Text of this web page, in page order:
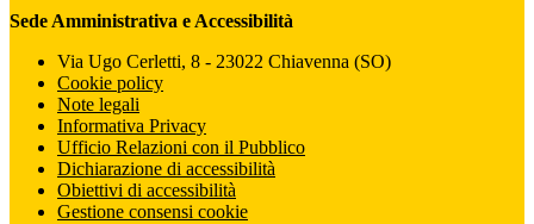
Sede Amministrativa e Accessibilità
Via Ugo Cerletti, 8 - 23022 Chiavenna (SO)
Cookie policy
Note legali
Informativa Privacy
Ufficio Relazioni con il Pubblico
Dichiarazione di accessibilità
Obiettivi di accessibilità
Gestione consensi cookie